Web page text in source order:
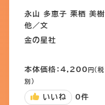
永山 多恵子 栗栖 美樹
他／文
金の星社
本体価格：4,200 円（税
別）
いいね 0件